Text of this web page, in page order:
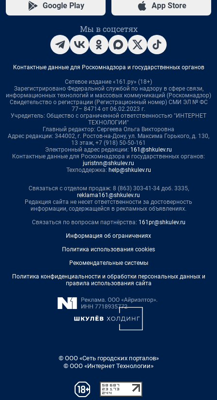
Google Play App Store
Мы в соцсетях
Контактные данные для Роскомнадзора и государственных органов
Сетевое издание «161.ру» (18+)
Зарегистрировано Федеральной службой по надзору в сфере связи,
информационных технологий и массовых коммуникаций (Роскомнадзор)
Свидетельство о регистрации (Регистрационный номер) СМИ ЭЛ № ФС
77– 84714 от 06.02.2023 г.
Учредитель: Общество с ограниченной ответственностью "ИНТЕРНЕТ
ТЕХНОЛОГИИ"
Главный редактор: Сергеева Ольга Викторовна
Адрес редакции: 344002, г. Ростов-на-Дону, ул. Максима Горького, д. 130,
13 этаж, +7 (918) 50-50-161
Электронный адрес редакции: 161@shkulev.ru
Контактные данные для Роскомнадзора и государственных органов:
juristnn@shkulev.ru
Техподдержка: help@shkulev.ru
Связаться с отделом продаж: 8 (863) 303-41-34 доб. 3335,
reklama161@shkulev.ru
Редакция сайта не несет ответственности за достоверность
информации, содержащейся в рекламных объявлениях.
Связаться по вопросам партнёрства: 161pr@shkulev.ru
Информация об ограничениях
Политика использования cookies
Рекомендательные системы
Политика конфиденциальности и обработки персональных данных и
правила использования сайта
© ООО «Сеть городских порталов»
© ООО «Интернет Технологии»